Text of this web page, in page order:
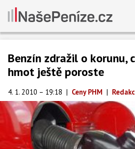
Benzín zdražil o korunu,
hmot ještě poroste
4. 1. 2010 – 19:18 | Ceny PHM |